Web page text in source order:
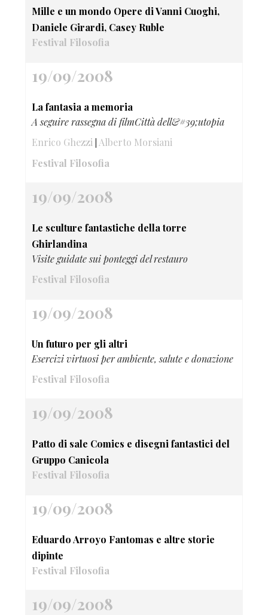
Mille e un mondo Opere di Vanni Cuoghi,
Daniele Girardi, Casey Ruble
Festival Filosofia
19/09/2008
La fantasia a memoria
A seguire rassegna di filmCittà dell&#39;utopia
Enrico Ghezzi Alberto Morsiani
Festival Filosofia
19/09/2008
Le sculture fantastiche della torre
Ghirlandina
Visite guidate sui ponteggi del restauro
Festival Filosofia
19/09/2008
Un futuro per gli altri
Esercizi virtuosi per ambiente, salute e donazione
Festival Filosofia
19/09/2008
Patto di sale Comics e disegni fantastici del
Gruppo Canicola
Festival Filosofia
19/09/2008
Eduardo Arroyo Fantomas e altre storie
dipinte
Festival Filosofia
19/09/2008